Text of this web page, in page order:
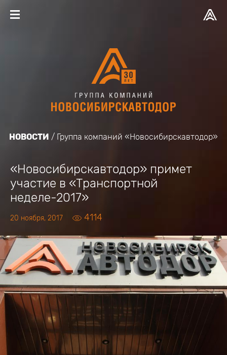
НОВОСТИ Группа компаний «Новосибирскавтодор»
«Новосибирскавтодор» примет
участие в «Транспортной
неделе-2017»
20 ноября, 2017 4114